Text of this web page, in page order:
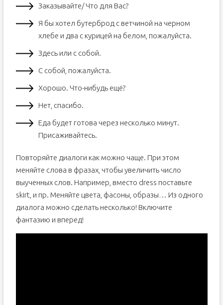
Заказывайте/ Что для Вас?
Я бы хотел бутерброд с ветчиной на черном
хлебе и два с курицей на белом, пожалуйста.
Здесь или с собой.
С собой, пожалуйста.
Хорошо. Что-нибудь ещё?
Нет, спасибо.
Еда будет готова через несколько минут.
Присаживайтесь.
Повторяйте диалоги как можно чаще. При этом
меняйте слова в фразах, чтобы увеличить число
выученных слов. Например, вместо dress поставьте
skirt, и пр. Меняйте цвета, фасоны, образы… Из одного
диалога можно сделать несколько! Включите
фантазию и вперед!